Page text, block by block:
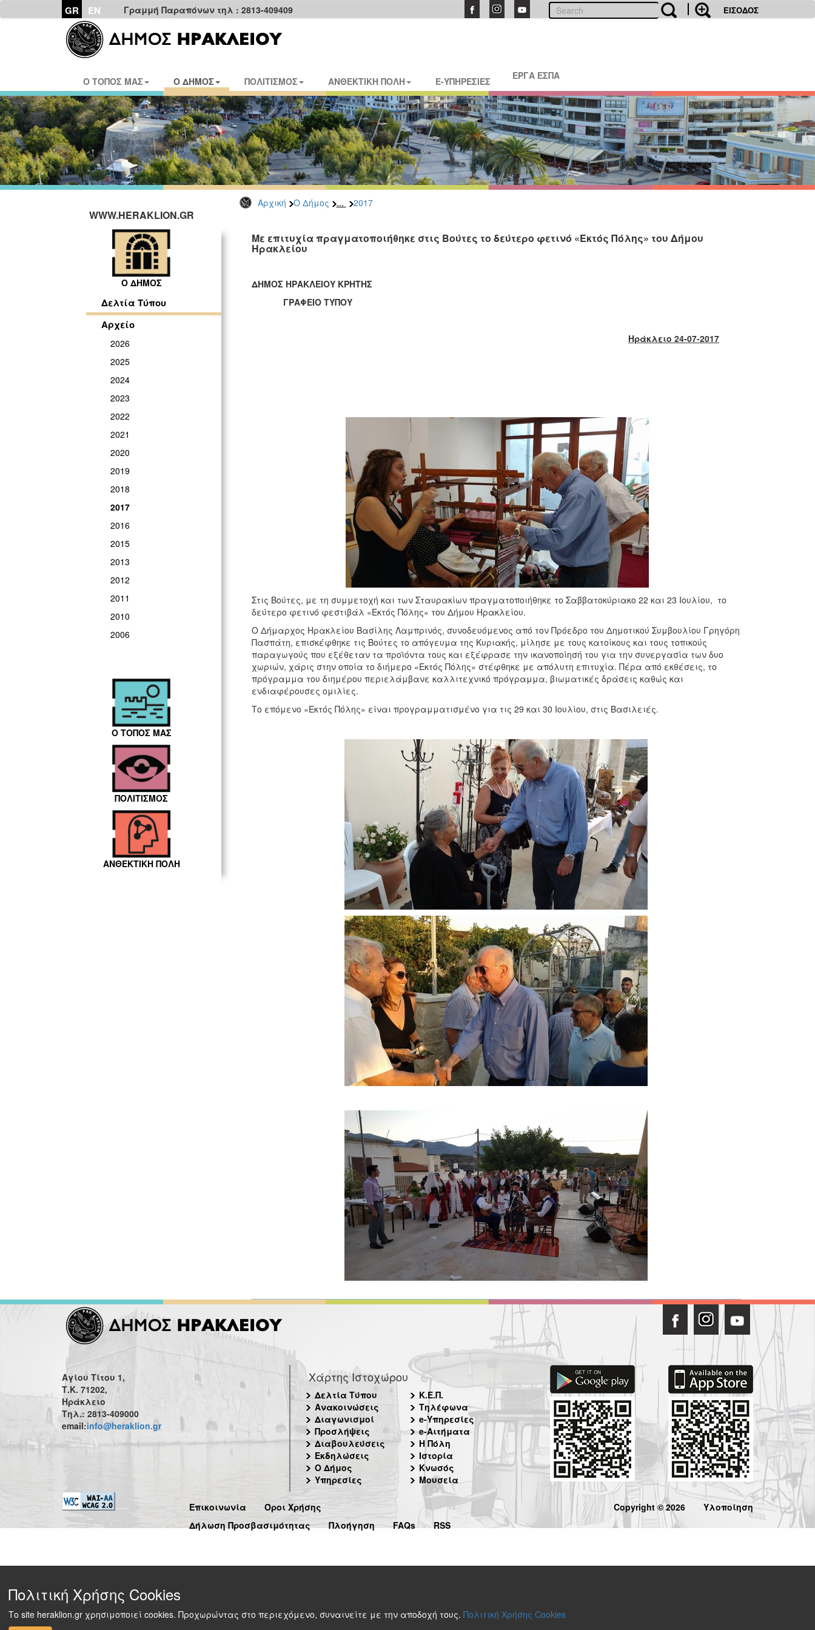
GR EN Γραμμή Παραπόνων τηλ : 2813-409409 ΕΙΣΟΔΟΣ
Ο ΤΟΠΟΣ ΜΑΣ Ο ΔΗΜΟΣ ΠΟΛΙΤΙΣΜΟΣ ΑΝΘΕΚΤΙΚΗ ΠΟΛΗ E-ΥΠΗΡΕΣΙΕΣ ΕΡΓΑ ΕΣΠΑ
Αρχική Ο Δήμος ... 2017
WWW.HERAKLION.GR
Ο ΔΗΜΟΣ
Δελτία Τύπου
Αρχείο
2026
2025
2024
2023
2022
2021
2020
2019
2018
2017
2016
2015
2013
2012
2011
2010
2006
Ο ΤΟΠΟΣ ΜΑΣ
ΠΟΛΙΤΙΣΜΟΣ
ΑΝΘΕΚΤΙΚΗ ΠΟΛΗ
Με επιτυχία πραγματοποιήθηκε στις Βούτες το δεύτερο φετινό «Εκτός Πόλης» του Δήμου
Ηρακλείου
ΔΗΜΟΣ ΗΡΑΚΛΕΙΟΥ ΚΡΗΤΗΣ
ΓΡΑΦΕΙΟ ΤΥΠΟΥ
Ηράκλειο 24-07-2017
Στις Βούτες, με τη συμμετοχή και των Σταυρακίων πραγματοποιήθηκε το Σαββατοκύριακο 22 και 23 Ιουλίου, το
δεύτερο φετινό φεστιβάλ «Εκτός Πόλης» του Δήμου Ηρακλείου.
Ο Δήμαρχος Ηρακλείου Βασίλης Λαμπρινός, συνοδευόμενος από τον Πρόεδρο του Δημοτικού Συμβουλίου Γρηγόρη
Πασπάτη, επισκέφθηκε τις Βούτες το απόγευμα της Κυριακής, μίλησε με τους κατοίκους και τους τοπικούς
παραγωγούς που εξέθεταν τα προϊόντα τους και εξέφρασε την ικανοποίησή του για την συνεργασία των δυο
χωριών, χάρις στην οποία το διήμερο «Εκτός Πόλης» στέφθηκε με απόλυτη επιτυχία. Πέρα από εκθέσεις, το
πρόγραμμα του διημέρου περιελάμβανε καλλιτεχνικό πρόγραμμα, βιωματικές δράσεις καθώς και
ενδιαφέρουσες ομιλίες.
Το επόμενο «Εκτός Πόλης» είναι προγραμματισμένο για τις 29 και 30 Ιουλίου, στις Βασιλειές.
Αγίου Τίτου 1,
Τ.Κ. 71202,
Ηράκλειο
Τηλ.: 2813-409000
email:info@heraklion.gr
Χάρτης Ιστοχώρου
Δελτία Τύπου
Ανακοινώσεις
Διαγωνισμοί
Προσλήψεις
Διαβουλεύσεις
Εκδηλώσεις
Ο Δήμος
Υπηρεσίες
Κ.Ε.Π.
Τηλέφωνα
e-Υπηρεσίες
e-Αιτήματα
Η Πόλη
Ιστορία
Κνωσός
Μουσεία
Επικοινωνία
Όροι Χρήσης
Δήλωση Προσβασιμότητας
Πλοήγηση FAQs RSS
Copyright © 2026 Υλοποίηση
Πολιτική Χρήσης Cookies
Το site heraklion.gr χρησιμοποιεί cookies. Προχωρώντας στο περιεχόμενο, συναινείτε με την αποδοχή τους. Πολιτική Χρήσης Cookies